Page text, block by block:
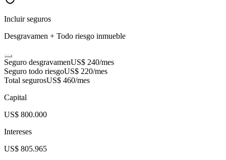
Incluir seguros
Desgravamen + Todo riesgo inmueble
Seguro desgravamenUS$ 240/mes
Seguro todo riesgoUS$ 220/mes
Total segurosUS$ 460/mes
Capital
US$ 800.000
Intereses
US$ 805.965